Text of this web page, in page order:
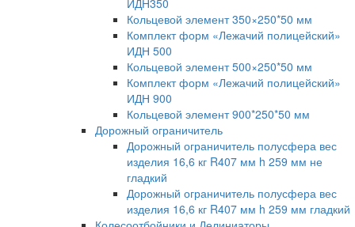
Кольцевой элемент 350×250*50 мм
Комплект форм «Лежачий полицейский»
ИДН 500
Кольцевой элемент 500×250*50 мм
Комплект форм «Лежачий полицейский»
ИДН 900
Кольцевой элемент 900*250*50 мм
Дорожный ограничитель
Дорожный ограничитель полусфера вес
изделия 16,6 кг R407 мм h 259 мм не
гладкий
Дорожный ограничитель полусфера вес
изделия 16,6 кг R407 мм h 259 мм гладкий